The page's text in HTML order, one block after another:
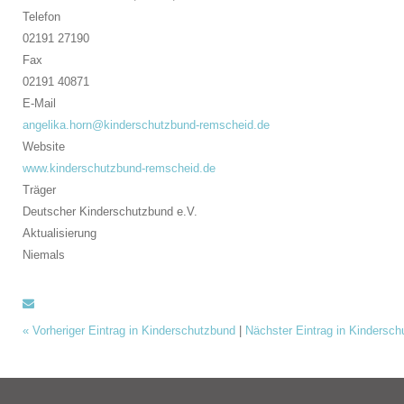
Telefon
02191 27190
Fax
02191 40871
E-Mail
angelika.horn@kinderschutzbund-remscheid.de
Website
www.kinderschutzbund-remscheid.de
Träger
Deutscher Kinderschutzbund e.V.
Aktualisierung
Niemals
« Vorheriger Eintrag in Kinderschutzbund | Nächster Eintrag in